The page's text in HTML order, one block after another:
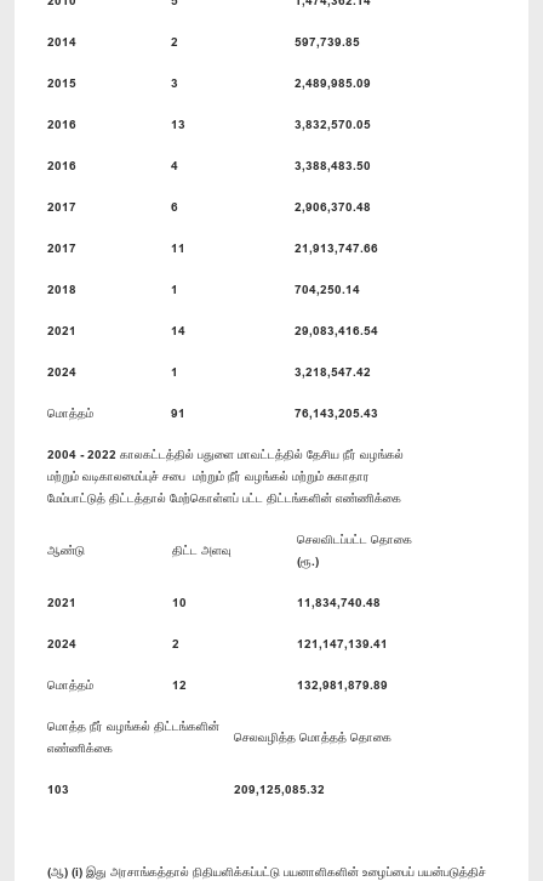
2014 2 597,739.85
2015 3 2,489,985.09
2016 13 3,832,570.05
2016 4 3,388,483.50
2017 6 2,906,370.48
2017 11 21,913,747.66
2018 1 704,250.14
2021 14 29,083,416.54
2024 1 3,218,547.42
மொத்தம் 91 76,143,205.43
2004 - 2022 காலகட்டத்தில் பதுளை மாவட்டத்தில் தேசிய நீர் வழங்கல்
மற்றும் வடிகாலமைப்புச் சபை மற்றும் நீர் வழங்கல் மற்றும் சுகாதார
மேம்பாட்டுத் திட்டத்தால் மேற்கொள்ளப் பட்ட திட்டங்களின் எண்ணிக்கை
ஆண்டு திட்ட அளவு
செலவிடப்பட்ட தொகை
(ரூ.)
2021 10 11,834,740.48
2024 2 121,147,139.41
மொத்தம் 12 132,981,879.89
மொத்த நீர் வழங்கல் திட்டங்களின்
எண்ணிக்கை
செலவழித்த மொத்தத் தொகை
103 209,125,085.32
(ஆ) (i) இது அரசாங்கத்தால் நிதியளிக்கப்பட்டு பயனாளிகளின் உழைப்பைப் பயன்படுத்திச்